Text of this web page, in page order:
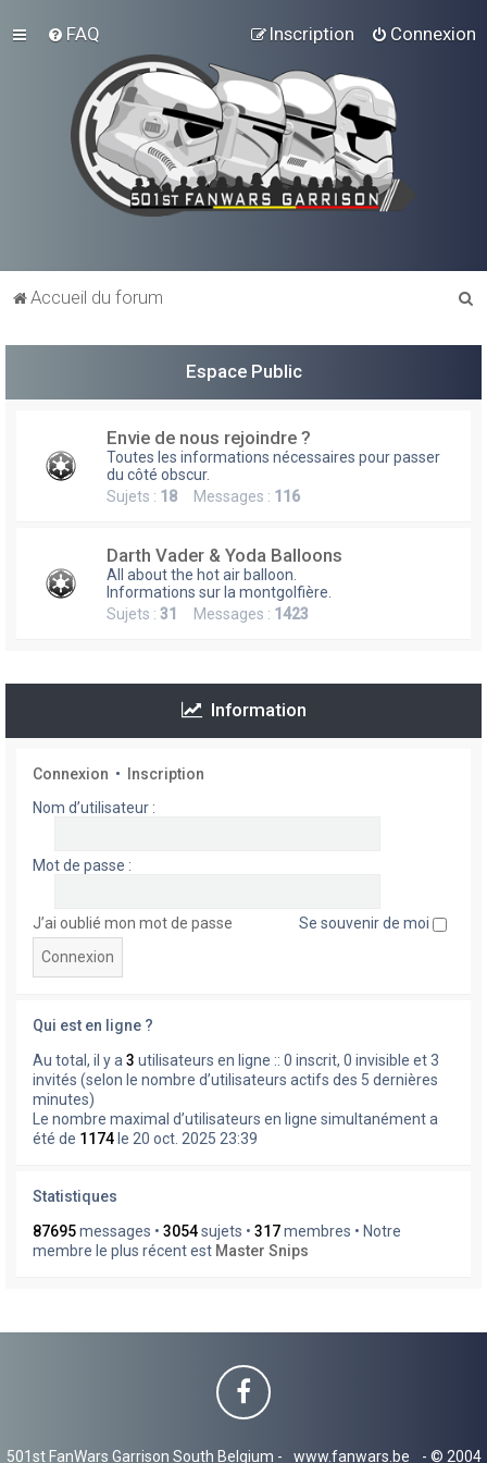
FAQ Connexion
Inscription
Accueil du forum
Espace Public
Envie de nous rejoindre ?
Toutes les informations nécessaires pour passer
du côté obscur.
Sujets : 18 Messages : 116
Darth Vader & Yoda Balloons
All about the hot air balloon.
Informations sur la montgolfière.
Sujets : 31 Messages : 1423
Information
Connexion •
Inscription
Nom d’utilisateur :
Mot de passe :
J’ai oublié mon mot de passe Se souvenir de moi
Qui est en ligne ?
Au total, il y a 3 utilisateurs en ligne :: 0 inscrit, 0 invisible et 3
invités (selon le nombre d’utilisateurs actifs des 5 dernières
minutes)
Le nombre maximal d’utilisateurs en ligne simultanément a
été de 1174 le 20 oct. 2025 23:39
Statistiques
87695messages • 3054sujets • 317membres • Notre
membre le plus récent est Master Snips
501st FanWars Garrison South Belgium - www.fanwars.be - © 2004